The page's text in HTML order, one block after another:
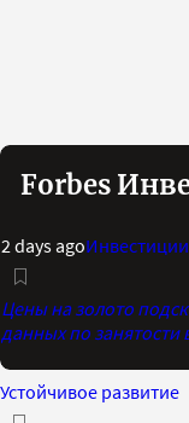
Forbes
2 days agoИнвестиции
Цены на золото
данных по
Устойчивое развитие